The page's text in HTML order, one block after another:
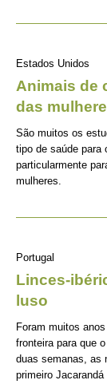
Estados Unidos
Animais de
das
São muitos os
tipo de saúde para
particularmente
mulheres.
Portugal
Linces-
luso
Foram muitos
fronteira para que
duas semanas, as
primeiro